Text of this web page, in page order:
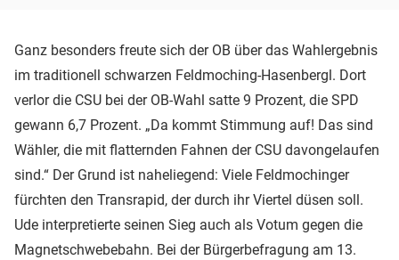
Ganz besonders freute sich der OB über das Wahlergebnis
im traditionell schwarzen Feldmoching-Hasenbergl. Dort
verlor die CSU bei der OB-Wahl satte 9 Prozent, die SPD
gewann 6,7 Prozent. „Da kommt Stimmung auf! Das sind
Wähler, die mit flatternden Fahnen der CSU davongelaufen
sind.“ Der Grund ist naheliegend: Viele Feldmochinger
fürchten den Transrapid, der durch ihr Viertel düsen soll.
Ude interpretierte seinen Sieg auch als Votum gegen die
Magnetschwebebahn. Bei der Bürgerbefragung am 13.